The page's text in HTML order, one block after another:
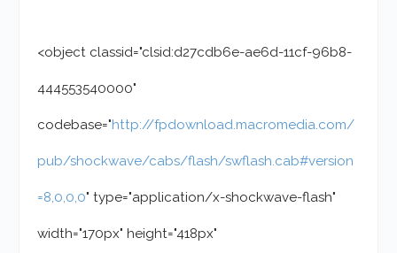
<object classid="clsid:d27cdb6e-ae6d-11cf-96b8-
444553540000"
codebase="http://fpdownload.macromedia.com/
pub/shockwave/cabs/flash/swflash.cab#version
=8,0,0,0" type="application/x-shockwave-flash"
width="170px" height="418px"